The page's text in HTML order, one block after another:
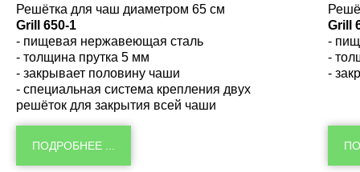
Решётка для чаш диаметром 65 см
Grill 650-1
- пищевая нержавеющая сталь
- толщина прутка 5 мм
- закрывает половину чаши
- специальная система крепления двух
решёток для закрытия всей чаши
ПОДРОБНЕЕ ...
Grill
-
-
-